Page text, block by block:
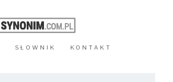
SŁOWNIK KONTAKT